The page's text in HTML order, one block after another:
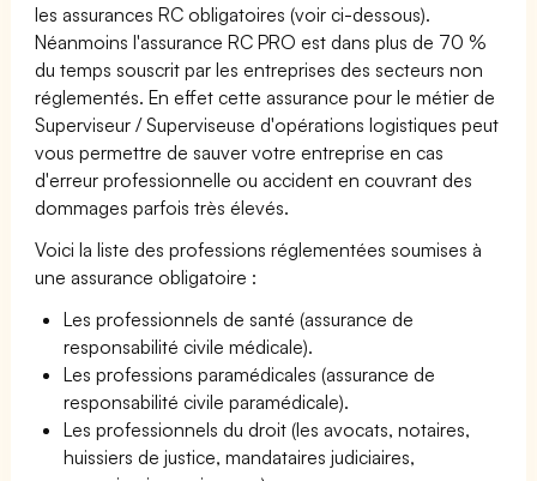
les assurances RC obligatoires (voir ci-dessous).
Néanmoins l'assurance RC PRO est dans plus de 70 %
du temps souscrit par les entreprises des secteurs non
réglementés. En effet cette assurance pour le métier de
Superviseur / Superviseuse d'opérations logistiques peut
vous permettre de sauver votre entreprise en cas
d'erreur professionnelle ou accident en couvrant des
dommages parfois très élevés.
Voici la liste des professions réglementées soumises à
une assurance obligatoire :
Les professionnels de santé (assurance de
responsabilité civile médicale).
Les professions paramédicales (assurance de
responsabilité civile paramédicale).
Les professionnels du droit (les avocats, notaires,
huissiers de justice, mandataires judiciaires,